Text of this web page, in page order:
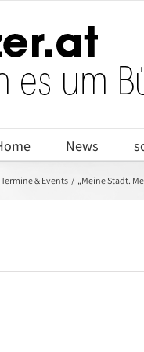
News
Termine & Events „Meine Stadt.